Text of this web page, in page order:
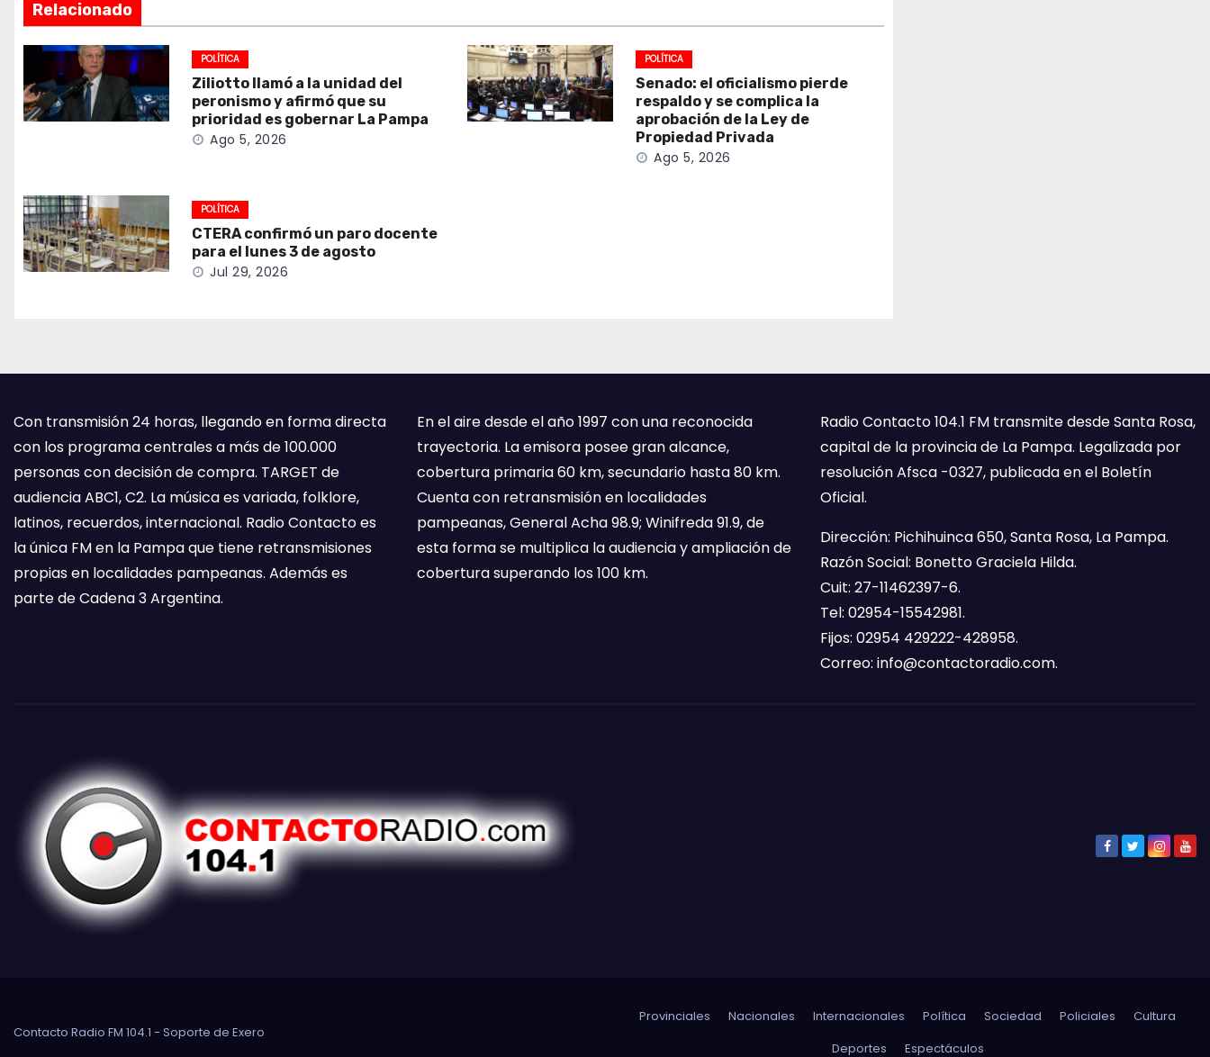
Relacionado
POLÍTICA
Ziliotto llamó a la unidad del
peronismo y afirmó que su
prioridad es gobernar La Pampa
Ago 5, 2026
POLÍTICA
Senado: el oficialismo pierde
respaldo y se complica la
aprobación de la Ley de
Propiedad Privada
Ago 5, 2026
POLÍTICA
CTERA confirmó un paro docente
para el lunes 3 de agosto
Jul 29, 2026
Con transmisión 24 horas, llegando en forma directa
con los programa centrales a más de 100.000
personas con decisión de compra. TARGET de
audiencia ABC1, C2. La música es variada, folklore,
latinos, recuerdos, internacional. Radio Contacto es
la única FM en la Pampa que tiene retransmisiones
propias en localidades pampeanas. Además es
parte de Cadena 3 Argentina.
En el aire desde el año 1997 con una reconocida
trayectoria. La emisora posee gran alcance,
cobertura primaria 60 km, secundario hasta 80 km.
Cuenta con retransmisión en localidades
pampeanas, General Acha 98.9; Winifreda 91.9, de
esta forma se multiplica la audiencia y ampliación de
cobertura superando los 100 km.
Radio Contacto 104.1 FM transmite desde Santa Rosa,
capital de la provincia de La Pampa. Legalizada por
resolución Afsca -0327, publicada en el Boletín
Oficial.
Dirección: Pichihuinca 650, Santa Rosa, La Pampa.
Razón Social: Bonetto Graciela Hilda.
Cuit: 27-11462397-6.
Tel: 02954-15542981.
Fijos: 02954 429222-428958.
Correo: info@contactoradio.com.
Contacto Radio FM 104.1 - Soporte de Exero
Provinciales Nacionales Internacionales Política Sociedad Policiales
Cultura
Deportes
Espectáculos